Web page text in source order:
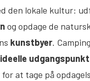
den lokale kultur:
og opdage de
kunstbyer.
for at tage på